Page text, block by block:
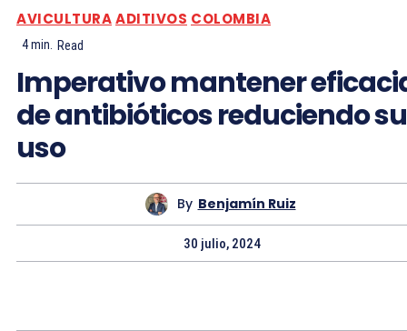
AVICULTURAADITIVOS COLOMBIA
4min. Read
Imperativo mantener
de antibióticos reduciendo su
uso
By Benjamín Ruiz
30 julio, 2024